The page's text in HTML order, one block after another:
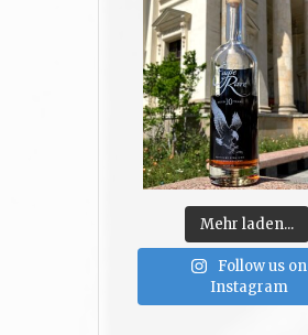
Mehr laden...
Follow us on
Instagram